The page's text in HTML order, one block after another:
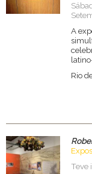
A
Rio
Teve